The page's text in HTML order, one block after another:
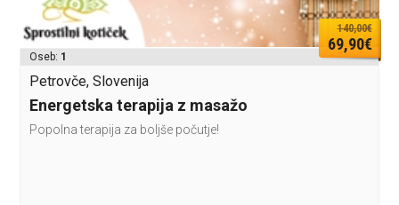
140,00€
69,90€
Oseb: 1
Petrovče, Slovenija
Energetska terapija z masažo
Popolna terapija za boljše počutje!